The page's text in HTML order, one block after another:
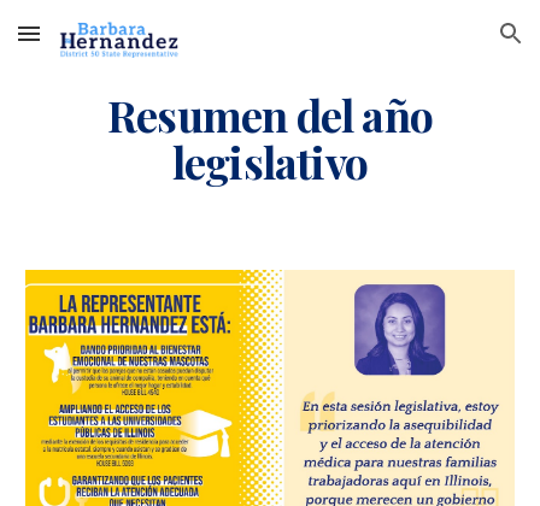
Skip to main content Skip to navigation
Resumen del año
legislativo